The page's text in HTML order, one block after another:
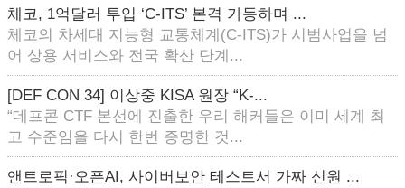
체코, 1억달러 투입 ‘C-ITS’ 본격 가동하며 ...
체코의 차세대 지능형 교통체계(C-ITS)가 시범사업을 넘
어 상용 서비스와 전국 확산 단계...
[DEF CON 34] 이상중 KISA 원장 “K-...
“데프콘 CTF 본선에 진출한 우리 해커들은 이미 세계 최
고 수준임을 다시 한번 증명한 것...
앤트로픽·오픈AI, 사이버보안 테스트서 가짜 신원 ...